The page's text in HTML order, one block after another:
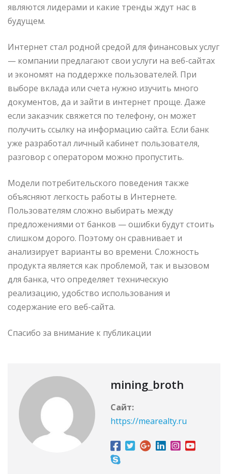
являются лидерами и какие тренды ждут нас в
будущем.
Интернет стал родной средой для финансовых услуг
— компании предлагают свои услуги на веб-сайтах
и ​​экономят на поддержке пользователей. При
выборе вклада или счета нужно изучить много
документов, да и зайти в интернет проще. Даже
если заказчик свяжется по телефону, он может
получить ссылку на информацию сайта. Если банк
уже разработал личный кабинет пользователя,
разговор с оператором можно пропустить.
Модели потребительского поведения также
объясняют легкость работы в Интернете.
Пользователям сложно выбирать между
предложениями от банков — ошибки будут стоить
слишком дорого. Поэтому он сравнивает и
анализирует варианты во времени. Сложность
продукта является как проблемой, так и вызовом
для банка, что определяет техническую
реализацию, удобство использования и
содержание его веб-сайта.
Спасибо за внимание к публикации
mining_broth
Сайт:
https://mearealty.ru